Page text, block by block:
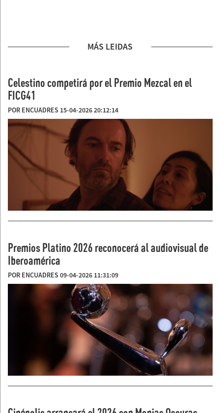
MÁS LEIDAS
Celestino competirá por el Premio Mezcal en el
FICG41
POR ENCUADRES 15-04-2026 20:12:14
Premios Platino 2026 reconocerá al audiovisual de
Iberoamérica
POR ENCUADRES 09-04-2026 11:31:09